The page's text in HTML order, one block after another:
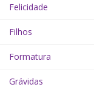
Felicidade
Filhos
Formatura
Grávidas